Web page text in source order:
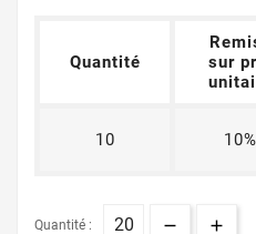
Quantité
sur
10 10%
Quantité :